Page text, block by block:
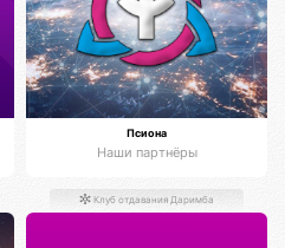
Псиона
Наши партнёры
Клуб отдавания Даримба